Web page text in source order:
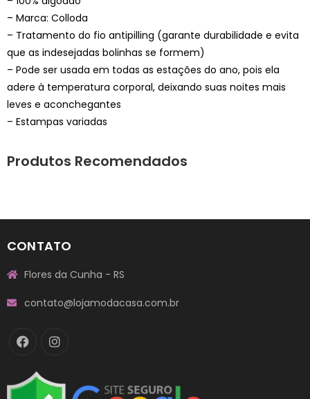
– Marca: Colloda
– Tratamento do fio antipilling (garante durabilidade e evita
que as indesejadas bolinhas se formem)
– Pode ser usada em todas as estações do ano, pois ela
adere à temperatura corporal, deixando suas noites mais
leves e aconchegantes
– Estampas variadas
Produtos Recomendados
CONTATO
Flores da Cunha - RS
contato@lojamodacasa.com.br